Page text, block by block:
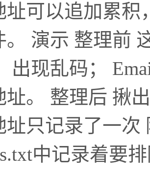
址可以追加累
。 演示 整理前
出现乱码；
址。 整理后 揪
址只记录了一次
中记录着要